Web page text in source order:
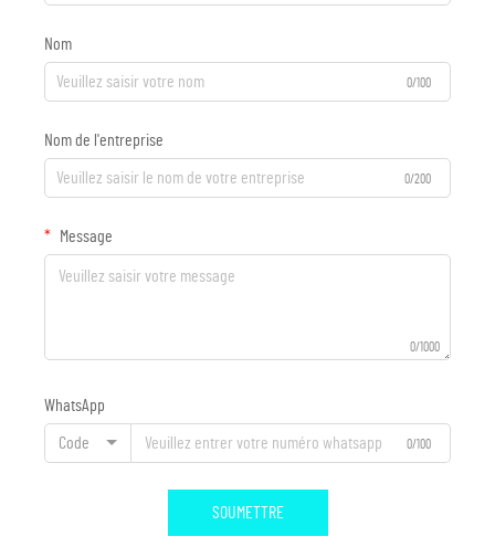
Nom
0/100
Nom de l'entreprise
0/200
Message
0/1000
WhatsApp
Code 0/100
SOUMETTRE